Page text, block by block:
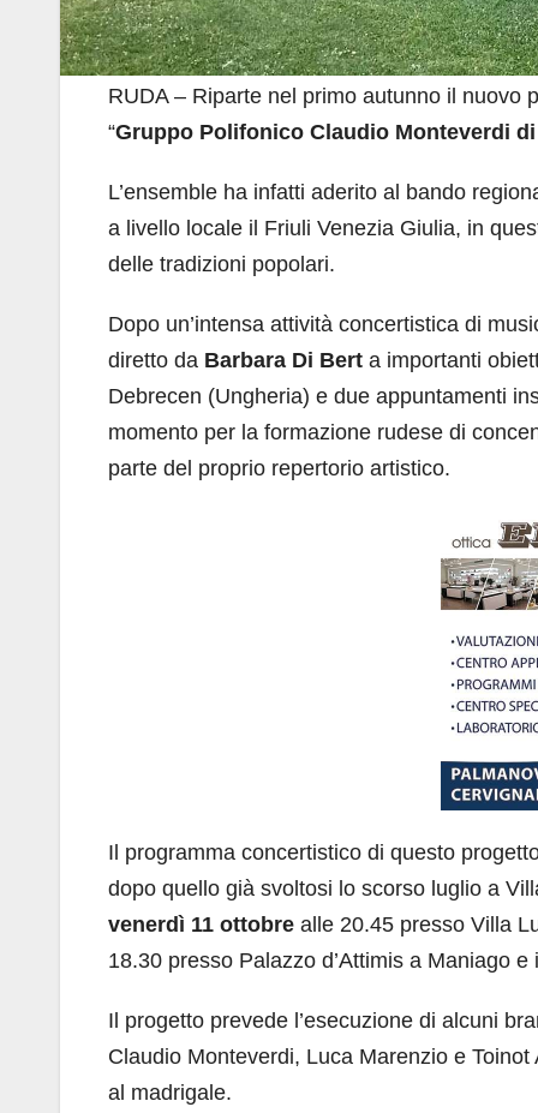
RUDA – Riparte nel primo autunno il nuovo
“Gruppo Polifonico Claudio Monteverdi
L’ensemble ha infatti aderito al bando
a livello locale il Friuli Venezia Giulia, in
delle tradizioni popolari.
Dopo un’intensa attività concertistica di
diretto da Barbara Di Bert a importanti
Debrecen (Ungheria) e due appuntamenti
momento per la formazione rudese di
parte del proprio repertorio artistico.
Il programma concertistico di questo
dopo quello già svoltosi lo scorso luglio a
venerdì 11 ottobre alle 20.45 presso Villa
18.30 presso Palazzo d’Attimis a Maniago e
Il progetto prevede l’esecuzione di alcuni
Claudio Monteverdi, Luca Marenzio e
al madrigale.